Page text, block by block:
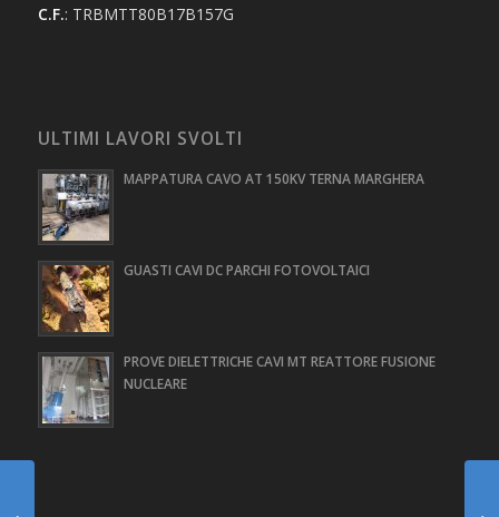
C.F.: TRBMTT80B17B157G
ULTIMI LAVORI SVOLTI
MAPPATURA CAVO AT 150KV TERNA MARGHERA
GUASTI CAVI DC PARCHI FOTOVOLTAICI
PROVE DIELETTRICHE CAVI MT REATTORE FUSIONE
NUCLEARE